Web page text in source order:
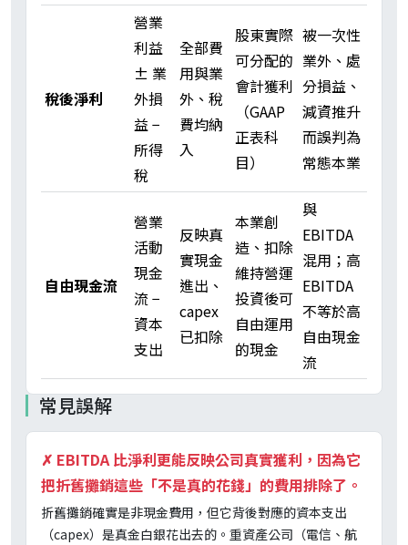
稅後淨利
營業
利益
± 業
外損
益 −
所得
稅
全部費
用與業
外、稅
費均納
入
股東實際
可分配的
會計獲利
（GAAP
正表科
目）
被一次性
業外、處
分損益、
減資推升
而誤判為
常態本業
自由現金流
營業
活動
現金
流 −
資本
支出
反映真
實現金
進出、
capex
已扣除
本業創
造、扣除
維持營運
投資後可
自由運用
的現金
與
EBITDA
混用；高
EBITDA
不等於高
自由現金
流
常見誤解
✗ EBITDA 比淨利更能反映公司真實獲利，因為它
把折舊攤銷這些「不是真的花錢」的費用排除了。
折舊攤銷確實是非現金費用，但它背後對應的資本支出
（capex）是真金白銀花出去的。重資產公司（電信、航